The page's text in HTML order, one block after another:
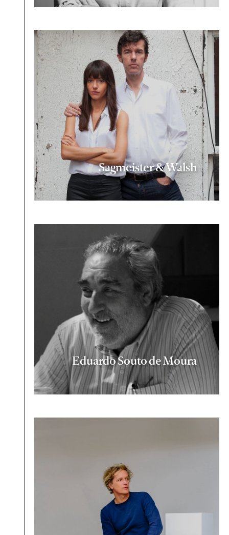
Sagmeister & Walsh
Eduardo Souto de Moura